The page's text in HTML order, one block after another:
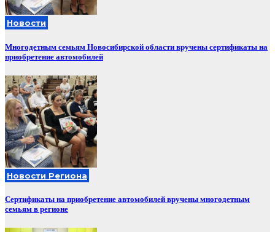
Новости
Многодетным семьям Новосибирской области вручены сертификаты на
приобретение автомобилей
Новости Региона
Сертификаты на приобретение автомобилей вручены многодетным
семьям в регионе